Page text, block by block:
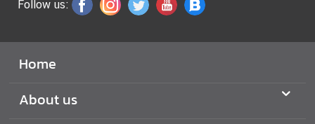
|
u
Follow us:
Home
About us